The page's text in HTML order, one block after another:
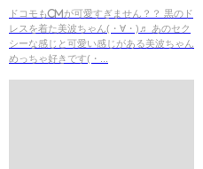
ドコモもCMが可愛すぎません？？ 黒のド
レスを着た美波ちゃん(・∀・)♬ あのセク
シーな感じと可愛い感じがある美波ちゃん
めっちゃ好きです(・...